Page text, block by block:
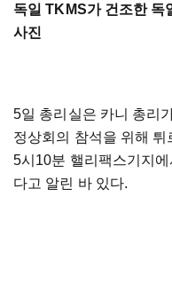
독일 TKMS가 건조한 독
사진
5일 총리실은 카니 총리
정상회의 참석을 위해
5시10분 핼리팩스기지
다고 알린 바 있다.